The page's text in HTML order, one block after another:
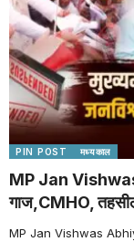
PIN POST मध्यकाल
MP Jan Vishwas
गाज,CMHO,
MP Jan Vishwas